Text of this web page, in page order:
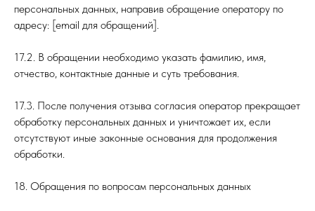
персональных данных, направив обращение оператору по
адресу: [email для обращений].
17.2. В обращении необходимо указать фамилию, имя,
отчество, контактные данные и суть требования.
17.3. После получения отзыва согласия оператор прекращает
обработку персональных данных и уничтожает их, если
отсутствуют иные законные основания для продолжения
обработки.
18. Обращения по вопросам персональных данных